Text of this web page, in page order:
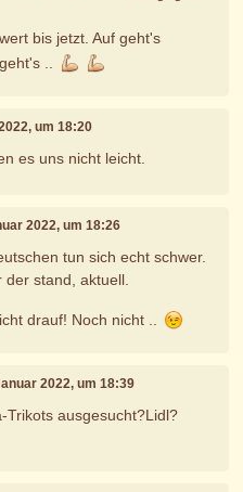
bis jetzt. Auf geht's
..
um 18:20
es uns nicht leicht.
2022, um 18:26
tun sich echt schwer.
stand, aktuell.
drauf! Noch nicht ..
2022, um 18:39
Trikots ausgesucht?Lidl?